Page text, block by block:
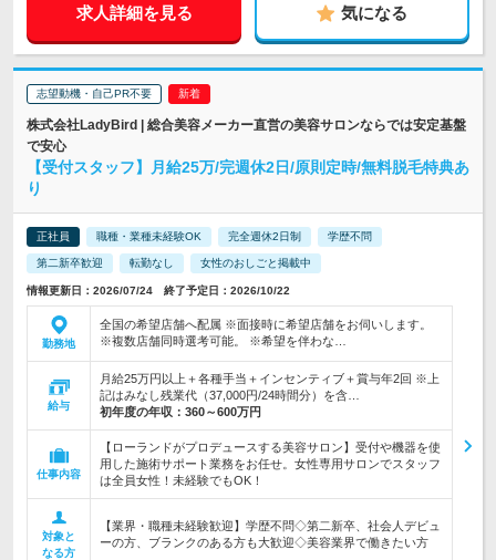
求人詳細を見る 気になる
志望動機・自己PR不要
株式会社LadyBird | 総合美容メーカー直営の美容サロンならでは安定基盤
で安心
【受付スタッフ】月給25万/完週休2日/原則定時/無料脱毛特典あ
り
正社員 職種・業種未経験OK 完全週休2日制 学歴不問
第二新卒歓迎 転勤なし 女性のおしごと掲載中
情報更新日：2026/07/24 終了予定日：2026/10/22
勤務地
全国の希望店舗へ配属 ※面接時に希望店舗をお伺いします。
※複数店舗同時選考可能。 ※希望を伴わな…
給与
月給25万円以上＋各種手当＋インセンティブ＋賞与年2回 ※上
記はみなし残業代（37,000円/24時間分）を含…
初年度の年収： 360～600万円
仕事内容
【ローランドがプロデュースする美容サロン】受付や機器を使
用した施術サポート業務をお任せ。女性専用サロンでスタッフ
は全員女性！未経験でもOK！
対象と
なる方
【業界・職種未経験歓迎】学歴不問◇第二新卒、社会人デビュ
ーの方、ブランクのある方も大歓迎◇美容業界で働きたい方